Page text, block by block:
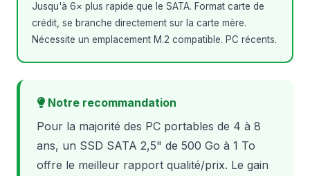
Jusqu'à 6× plus rapide que le SATA. Format carte de
crédit, se branche directement sur la carte mère.
Nécessite un emplacement M.2 compatible. PC récents.
Notre recommandation
Pour la majorité des PC portables de 4 à 8
ans, un SSD SATA 2,5" de 500 Go à 1 To
offre le meilleur rapport qualité/prix. Le gain